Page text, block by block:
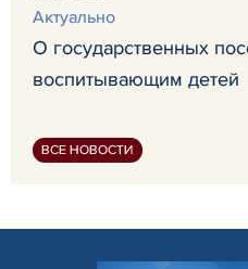
Актуально
О государственных
воспитывающим детей
ВСЕ НОВОСТИ